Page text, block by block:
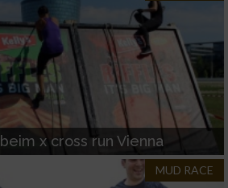
x cross run Vienna
MUD RACE